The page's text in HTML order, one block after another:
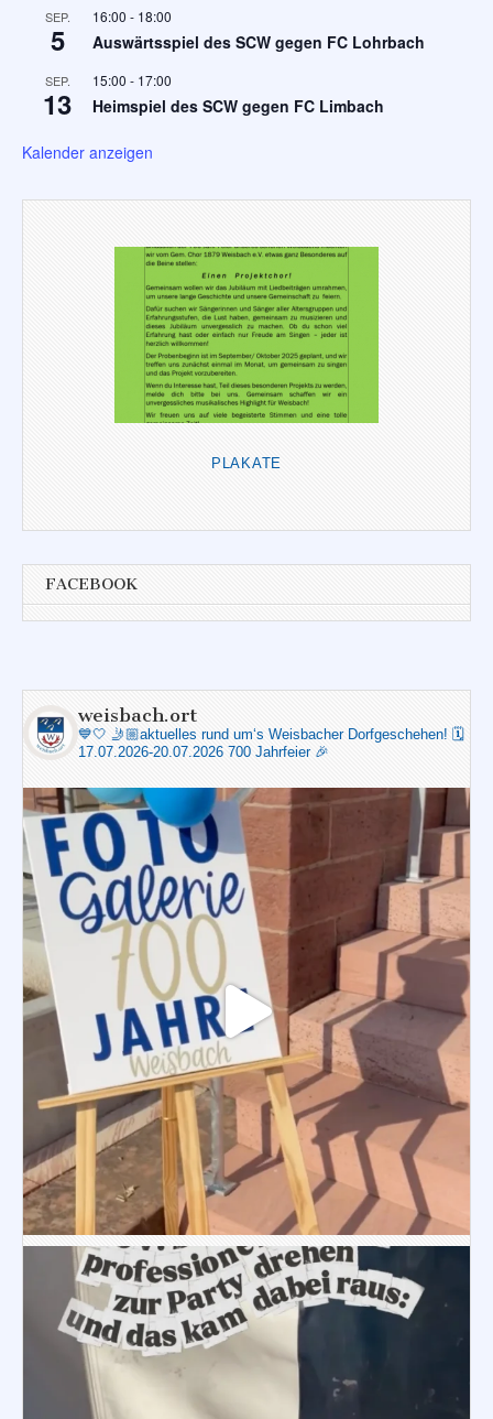
SEP.
5
16:00 - 18:00
Auswärtsspiel des SCW gegen FC Lohrbach
SEP.
13
15:00 - 17:00
Heimspiel des SCW gegen FC Limbach
Kalender anzeigen
PLAKATE
FACEBOOK
weisbach.ort
💙🤍 🤳🏼aktuelles rund um‘s Weisbacher Dorfgeschehen! 🗓️
17.07.2026-20.07.2026 700 Jahrfeier 🎉